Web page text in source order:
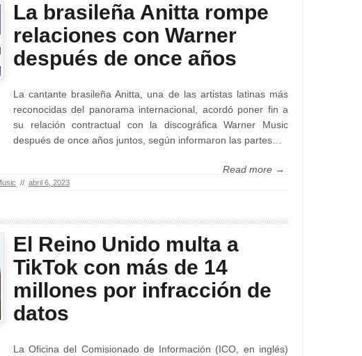
La brasileña Anitta rompe
relaciones con Warner
después de once años
La cantante brasileña Anitta, una de las artistas latinas más
reconocidas del panorama internacional, acordó poner fin a
su relación contractual con la discográfica Warner Music
después de once años juntos, según informaron las partes…
Read more →
// abril 6, 2023
El Reino Unido multa a
TikTok con más de 14
millones por infracción de
datos
La Oficina del Comisionado de Información (ICO, en inglés)